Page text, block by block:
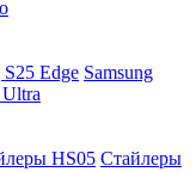
S25 Edge Samsung
Ultra
HS05 Стайлеры